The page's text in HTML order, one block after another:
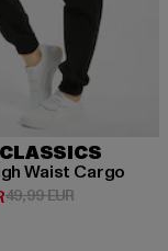
Waist Cargo
Preis: 32,99 EUR
49,99 EURAktionspreis: